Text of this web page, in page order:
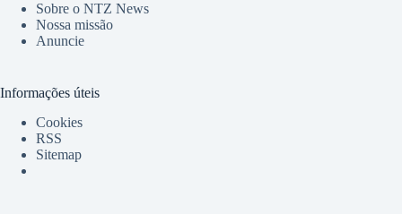
Sobre o NTZ News
Nossa missão
Anuncie
Informações úteis
Cookies
RSS
Sitemap